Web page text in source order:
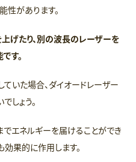
性があります。
げたり、別の波長のレーザーを
す。
いた場合、ダイオードレーザー
しょう。
エネルギーを届けることができ
果的に作用します。